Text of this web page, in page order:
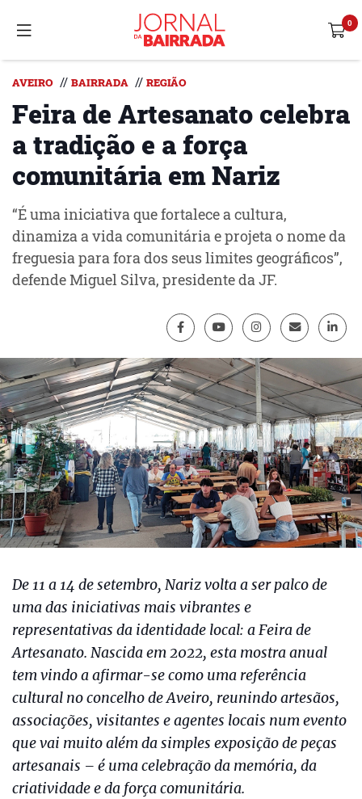
AVEIRO // BAIRRADA // REGIÃO
Feira de Artesanato celebra
a tradição e a força
comunitária em Nariz
“É uma iniciativa que fortalece a cultura,
dinamiza a vida comunitária e projeta o nome da
freguesia para fora dos seus limites geográficos”,
defende Miguel Silva, presidente da JF.
De 11 a 14 de setembro, Nariz volta a ser palco de
uma das iniciativas mais vibrantes e
representativas da identidade local: a Feira de
Artesanato. Nascida em 2022, esta mostra anual
tem vindo a afirmar-se como uma referência
cultural no concelho de Aveiro, reunindo artesãos,
associações, visitantes e agentes locais num evento
que vai muito além da simples exposição de peças
artesanais – é uma celebração da memória, da
criatividade e da força comunitária.